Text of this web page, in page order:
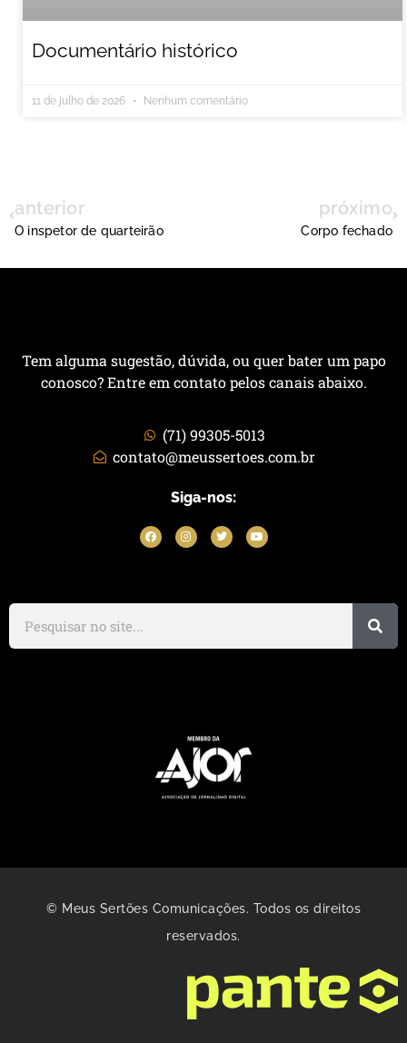
Documentário histórico
11 de julho de 2026 Nenhum comentário
anterior
O inspetor de quarteirão
próximo
Corpo fechado
Tem alguma sugestão, dúvida, ou quer bater um papo
conosco? Entre em contato pelos canais abaixo.
(71) 99305-5013
contato@meussertoes.com.br
Siga-nos:
© Meus Sertões Comunicações. Todos os direitos
reservados.